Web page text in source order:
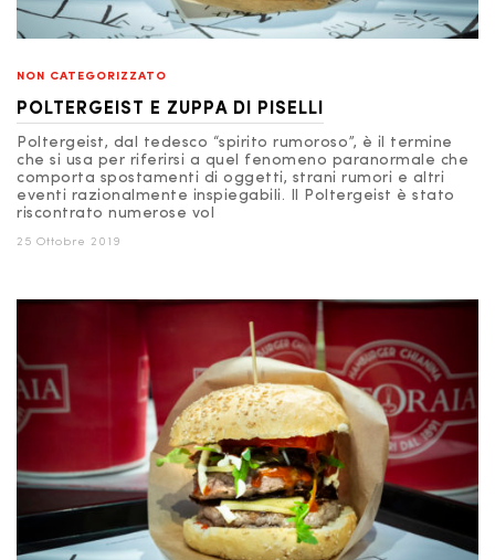
NON CATEGORIZZATO
POLTERGEIST E ZUPPA DI PISELLI
Poltergeist, dal tedesco “spirito rumoroso”, è il termine
che si usa per riferirsi a quel fenomeno paranormale che
comporta spostamenti di oggetti, strani rumori e altri
eventi razionalmente inspiegabili. Il Poltergeist è stato
riscontrato numerose vol
25 Ottobre 2019